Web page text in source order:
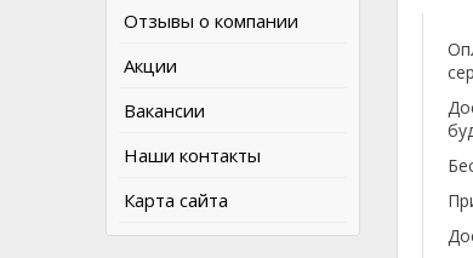
Отзывы о компании
Акции
Вакансии
Наши контакты
Карта сайта